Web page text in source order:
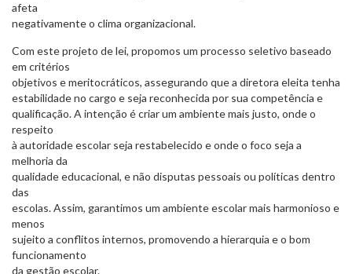
afeta
negativamente o clima organizacional.
Com este projeto de lei, propomos um processo seletivo baseado
em critérios
objetivos e meritocráticos, assegurando que a diretora eleita tenha
estabilidade no cargo e seja reconhecida por sua competência e
qualificação. A intenção é criar um ambiente mais justo, onde o
respeito
à autoridade escolar seja restabelecido e onde o foco seja a
melhoria da
qualidade educacional, e não disputas pessoais ou políticas dentro
das
escolas. Assim, garantimos um ambiente escolar mais harmonioso e
menos
sujeito a conflitos internos, promovendo a hierarquia e o bom
funcionamento
da gestão escolar.